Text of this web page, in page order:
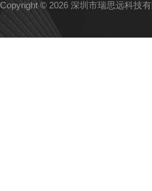
Copyright © 2026 深圳市瑞思远科技